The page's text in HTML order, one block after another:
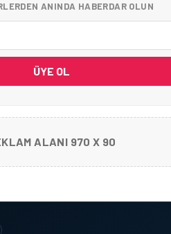
ANINDA HABERDAR OLUN
ÜYE OL
ALANI 970 X 90